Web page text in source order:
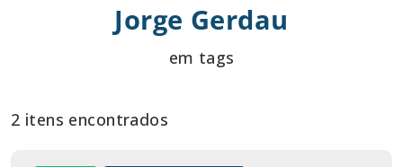
Jorge Gerdau
em tags
2 itens encontrados